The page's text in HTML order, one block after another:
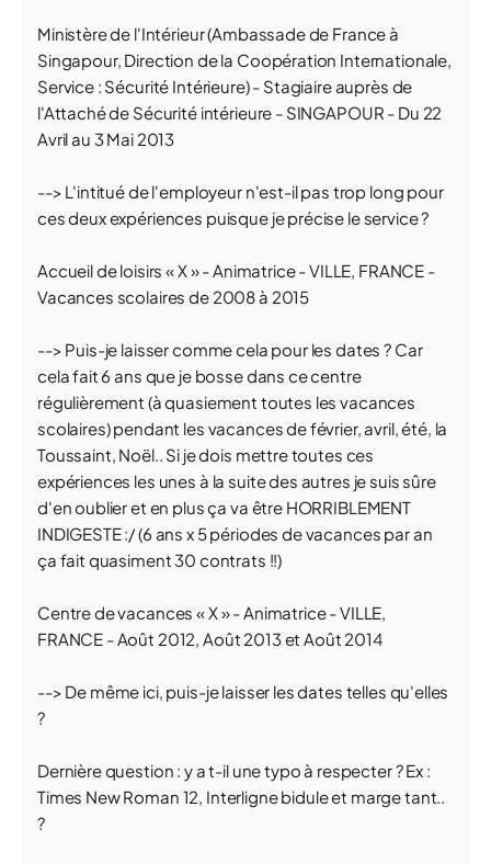
Ministère de l'Intérieur (Ambassade de France à
Singapour, Direction de la Coopération Internationale,
Service : Sécurité Intérieure) - Stagiaire auprès de
l'Attaché de Sécurité intérieure - SINGAPOUR - Du 22
Avril au 3 Mai 2013
--> L'intitué de l'employeur n'est-il pas trop long pour
ces deux expériences puisque je précise le service ?
Accueil de loisirs « X » - Animatrice - VILLE, FRANCE -
Vacances scolaires de 2008 à 2015
--> Puis-je laisser comme cela pour les dates ? Car
cela fait 6 ans que je bosse dans ce centre
régulièrement (à quasiement toutes les vacances
scolaires) pendant les vacances de février, avril, été, la
Toussaint, Noël.. Si je dois mettre toutes ces
expériences les unes à la suite des autres je suis sûre
d'en oublier et en plus ça va être HORRIBLEMENT
INDIGESTE :/ (6 ans x 5 périodes de vacances par an
ça fait quasiment 30 contrats !!)
Centre de vacances « X » - Animatrice - VILLE,
FRANCE - Août 2012, Août 2013 et Août 2014
--> De même ici, puis-je laisser les dates telles qu'elles
?
Dernière question : y a t-il une typo à respecter ? Ex :
Times New Roman 12, Interligne bidule et marge tant..
?